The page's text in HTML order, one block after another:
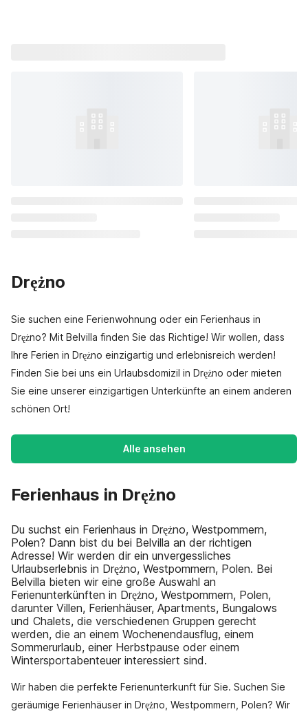
Drężno
Sie suchen eine Ferienwohnung oder ein Ferienhaus in
Drężno? Mit Belvilla finden Sie das Richtige! Wir wollen, dass
Ihre Ferien in Drężno einzigartig und erlebnisreich werden!
Finden Sie bei uns ein Urlaubsdomizil in Drężno oder mieten
Sie eine unserer einzigartigen Unterkünfte an einem anderen
schönen Ort!
Alle ansehen
Ferienhaus in Drężno
Du suchst ein Ferienhaus in Drężno, Westpommern,
Polen? Dann bist du bei Belvilla an der richtigen
Adresse! Wir werden dir ein unvergessliches
Urlaubserlebnis in Drężno, Westpommern, Polen. Bei
Belvilla bieten wir eine große Auswahl an
Ferienunterkünften in Drężno, Westpommern, Polen,
darunter Villen, Ferienhäuser, Apartments, Bungalows
und Chalets, die verschiedenen Gruppen gerecht
werden, die an einem Wochenendausflug, einem
Sommerurlaub, einer Herbstpause oder einem
Wintersportabenteuer interessiert sind.
Wir haben die perfekte Ferienunterkunft für Sie. Suchen Sie
geräumige Ferienhäuser in Drężno, Westpommern, Polen? Wir